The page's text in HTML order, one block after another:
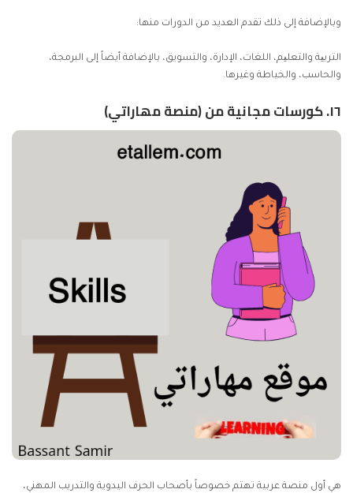
وبالإضافة إلى ذلك تقدم العديد من الدورات منها:
التربیة والتعلیم، اللغات، الإدارة، والتسويق، بالإضافة أيضاً إلى البرمجة،
والحاسب، والخياطة وغيرها.
١٦. كورسات مجانية من (منصة مھاراتي)
هي أول منصة عربية تهتم خصوصاً بأصحاب الحرف اليدوية والتدريب المهني،